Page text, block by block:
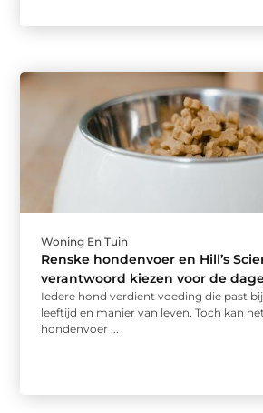
Woning En Tuin
Renske hondenvoer en Hill’s
verantwoord kiezen voor de
Iedere hond verdient voeding die past
leeftijd en manier van leven. Toch kan
hondenvoer ...